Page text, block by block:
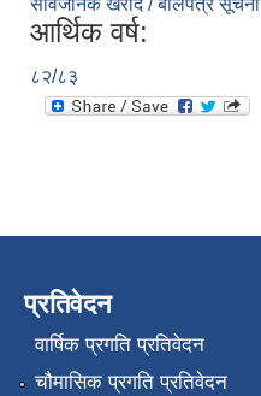
सार्वजनिक खरीद / बोलपत्र सूचना
आर्थिक वर्ष:
८२/८३
प्रतिवेदन
वार्षिक प्रगति प्रतिवेदन
चौमासिक प्रगति प्रतिवेदन